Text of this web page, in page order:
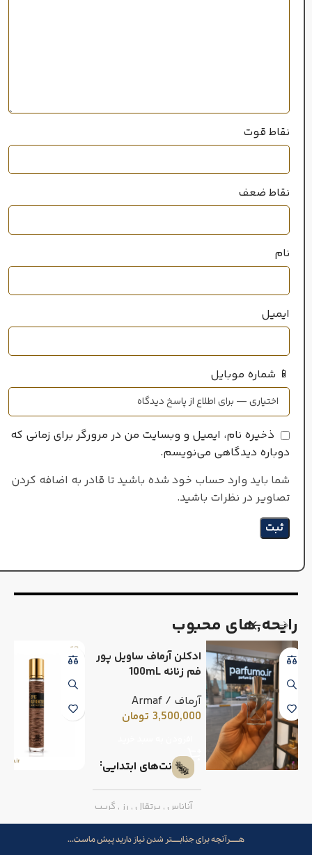
خانواده رایحه
نقاط قوت
نقاط ضعف
نام
ایمیل
📱 شماره موبایل
ذخیره نام، ایمیل و وبسایت من در مرورگر برای زمانی که
دوباره دیدگاهی می‌نویسم.
شما باید وارد حساب خود شده باشید تا قادر به اضافه کردن
تصاویر در نظرات باشید.
رایحه٬های محبوب
ادکلن آرماف ساویل پور
فم زنانه 100mL
آرماف / Armaf
3,500,000 تومان
نت‌های ابتدایی
آناناس , پرتقال , رز , گریپ
فروت
هــــــرآنچه برای جذابـــــتر شدن نیاز دارید پیش ماست...